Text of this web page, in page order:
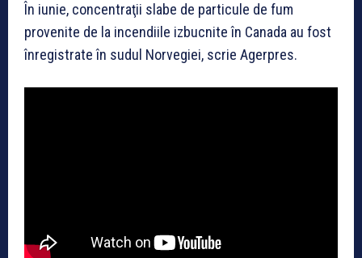
În iunie, concentraţii slabe de particule de fum
provenite de la incendiile izbucnite în Canada au fost
înregistrate în sudul Norvegiei, scrie Agerpres.